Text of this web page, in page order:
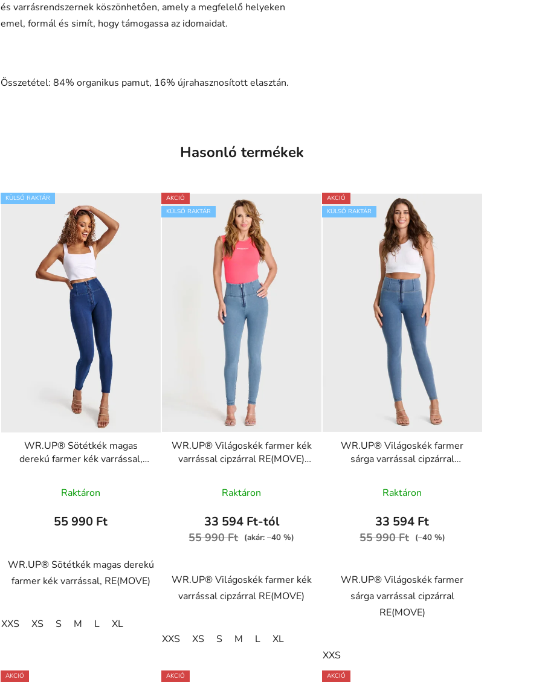
és varrásrendszernek köszönhetően, amely a megfelelő helyeken
emel, formál és simít, hogy támogassa az idomaidat.
Összetétel: 84% organikus pamut, 16% újrahasznosított elasztán.
Hasonló termékek
KÜLSŐ RAKTÁR
WR.UP® Sötétkék magas
derekú farmer kék varrással,
WRUP1HC002ORG, J0B
termék
átlagos
ből
5,0
Raktáron
55 990 Ft
WR.UP® Sötétkék magas derekú
farmer kék varrással, RE(MOVE)
XXS XS S M L XL
AKCIÓ
KÜLSŐ RAKTÁR
WR.UP® Világoskék farmer kék
varrással cipzárral RE(MOVE)
Raktáron
33 594 Ft-tól
55 990 Ft (akár: –40 %)
WR.UP® Világoskék farmer kék
varrással cipzárral RE(MOVE)
XXS XS S M L XL
AKCIÓ
KÜLSŐ RAKTÁR
WR.UP® Világoskék farmer
sárga varrással cipzárral
WRUP1HC002ORG, J4Y
Raktáron
33 594 Ft
55 990 Ft (–40 %)
WR.UP® Világoskék farmer
sárga varrással cipzárral
RE(MOVE)
XXS
AKCIÓ AKCIÓ AKCIÓ